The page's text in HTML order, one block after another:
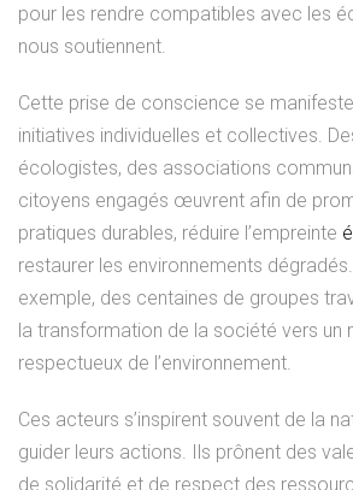
pour les rendre compatibles avec les
nous soutiennent.
Cette prise de conscience se
initiatives individuelles et collectives.
écologistes, des associations
citoyens engagés œuvrent afin de
pratiques durables, réduire l’empreinte
restaurer les environnements
exemple, des centaines de groupes
la transformation de la société vers un
respectueux de l’environnement.
Ces acteurs s’inspirent souvent de la
guider leurs actions. Ils prônent des
de solidarité et de respect des